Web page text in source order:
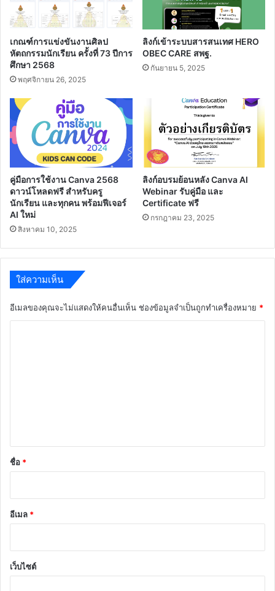
ระดับ
ปริญญา
ตรี-
โท-
เอก
เกณฑ์การแข่งขันงานศิลป
หัตถกรรมนักเรียน ครั้งที่ 73 ปีการ
ศึกษา 2568
พฤศจิกายน 26, 2025
ลิงก์เข้าระบบสารสนเทศ HERO
OBEC CARE สพฐ.
กันยายน 5, 2025
คู่มือการใช้งาน Canva 2568
ดาวน์โหลดฟรี สำหรับครู
นักเรียน และทุกคน พร้อมฟีเจอร์
AI ใหม่
สิงหาคม 10, 2025
ลิงก์อบรมย้อนหลัง Canva AI
Webinar รับคู่มือ และ
Certificate ฟรี
กรกฎาคม 23, 2025
ใส่ความเห็น
อีเมลของคุณจะไม่แสดงให้คนอื่นเห็น ช่องข้อมูลจำเป็นถูกทำเครื่องหมาย *
*
ชื่อ *
อีเมล *
เว็บไซต์